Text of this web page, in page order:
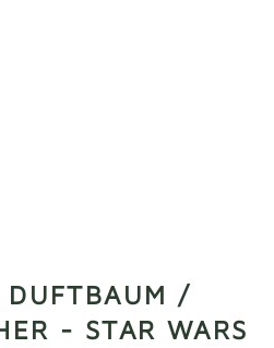
DUFTBAUM /
- STAR WARS